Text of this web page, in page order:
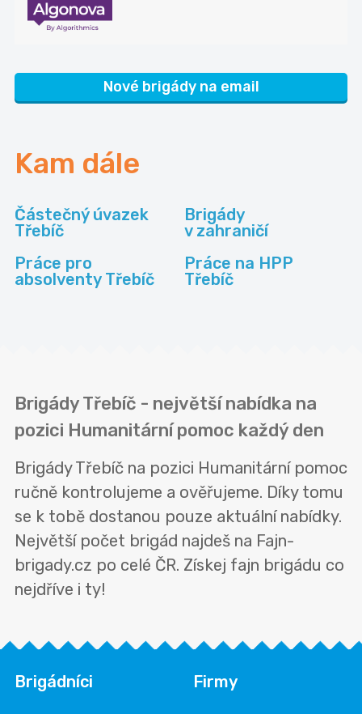
Nové brigády na email
Kam dále
Částečný úvazek
Třebíč
Brigády
v zahraničí
Práce pro
absolventy Třebíč
Práce na HPP
Třebíč
Brigády Třebíč - největší nabídka na
pozici Humanitární pomoc každý den
Brigády Třebíč na pozici Humanitární pomoc
ručně kontrolujeme a ověřujeme. Díky tomu
se k tobě dostanou pouze aktuální nabídky.
Největší počet brigád najdeš na Fajn-
brigady.cz po celé ČR. Získej fajn brigádu co
nejdříve i ty!
Brigádníci Firmy